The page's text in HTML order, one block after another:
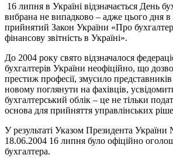
16 липня в Україні відзначається День
вибрана не випадково – адже цього дня в
прийнятий Закон України «Про
фінансову звітність в Україні».
До 2004 року свято відзначалося
бухгалтерів України неофіційно, що
престиж професії, змусило
новому поглянути на фахівців,
бухгалтерський облік – це не тільки
основа для прийняття управлінських
У результаті Указом Президента України
18.06.2004 16 липня було офіційно
бухгалтера.